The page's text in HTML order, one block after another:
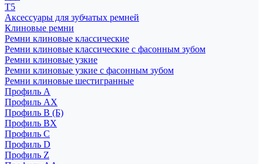
T5
Аксессуары для зубчатых ремней
Клиновые ремни
Ремни клиновые классические
Ремни клиновые классические с фасонным зубом
Ремни клиновые узкие
Ремни клиновые узкие с фасонным зубом
Ремни клиновые шестигранные
Профиль A
Профиль AX
Профиль B (Б)
Профиль BX
Профиль C
Профиль D
Профиль Z